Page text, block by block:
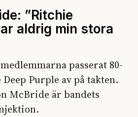
”Ritchie
aldrig min stora
passerat 80-
Purple av på takten.
McBride är bandets